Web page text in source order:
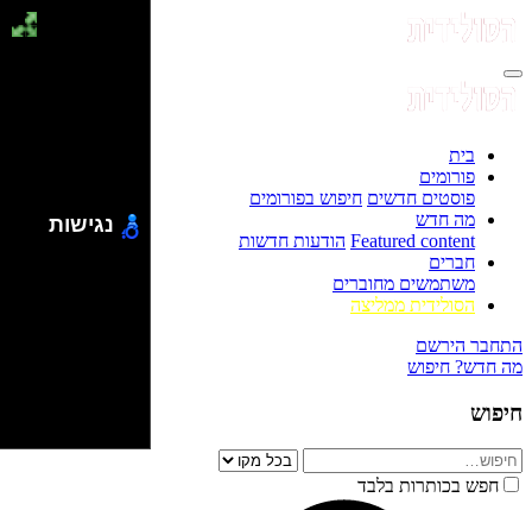
בית
פורומים
פוסטים חדשים חיפוש בפורומים
מה חדש
Featured content הודעות חדשות
חברים
משתמשים מחוברים
הסולידית ממליצה
התחבר הירשם
מה חדש? חיפוש
חיפוש
חפש בכותרות בלבד
נגישות